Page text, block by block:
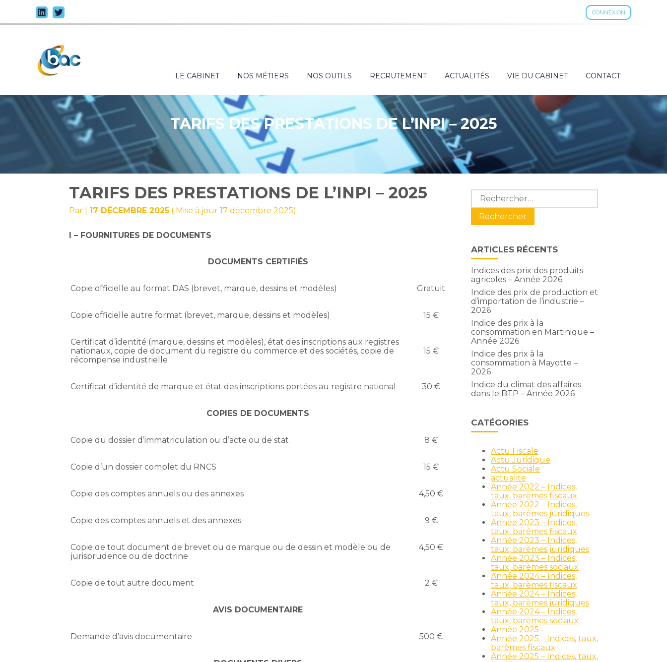
CONNEXION
au
contenu
Principal
LE CABINET NOS MÉTIERS NOS OUTILS RECRUTEMENT ACTUALITÉS VIE DU CABINET CONTACT
TARIFS DES PRESTATIONS DE L’INPI – 2025
TARIFS DES PRESTATIONS DE L’INPI – 2025
Par 17 DÉCEMBRE 2025 ( Mise à jour 17 décembre 2025)
I – FOURNITURES DE DOCUMENTS
DOCUMENTS CERTIFIÉS
Copie officielle au format DAS (brevet, marque, dessins et modèles) Gratuit
Copie officielle autre format (brevet, marque, dessins et modèles) 15 €
Certificat d’identité (marque, dessins et modèles), état des inscriptions aux registres
nationaux, copie de document du registre du commerce et des sociétés, copie de
récompense industrielle
15 €
Certificat d’identité de marque et état des inscriptions portées au registre national 30 €
COPIES DE DOCUMENTS
Copie du dossier d’immatriculation ou d’acte ou de stat 8 €
Copie d’un dossier complet du RNCS 15 €
Copie des comptes annuels ou des annexes 4,50 €
Copie des comptes annuels et des annexes 9 €
Copie de tout document de brevet ou de marque ou de dessin et modèle ou de
jurisprudence ou de doctrine
4,50 €
Copie de tout autre document 2 €
AVIS DOCUMENTAIRE
Demande d’avis documentaire 500 €
Blog
sidebar
Rechercher :
ARTICLES RÉCENTS
Indices des prix des produits
agricoles – Année 2026
Indice des prix de production et
d’importation de l’industrie –
2026
Indice des prix à la
consommation en Martinique –
Année 2026
Indice des prix à la
consommation à Mayotte –
2026
Indice du climat des affaires
dans le BTP – Année 2026
CATÉGORIES
Actu Fiscale
Actu Juridique
Actu Sociale
actualite
Année 2022 – Indices,
taux, barèmes fiscaux
Année 2022 – Indices,
taux, barèmes juridiques
Année 2023 – Indices,
taux, barèmes fiscaux
Année 2023 – Indices,
taux, barèmes juridiques
Année 2023 – Indices,
taux, barèmes sociaux
Année 2024 – Indices,
taux, barèmes fiscaux
Année 2024 – Indices,
taux, barèmes juridiques
Année 2024 – Indices,
taux, barèmes sociaux
Année 2025 –
Année 2025 – Indices, taux,
barèmes fiscaux
Année 2025 – Indices, taux,